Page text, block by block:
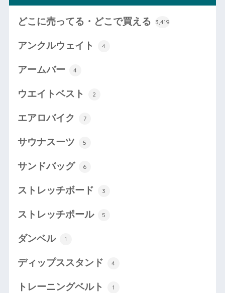
どこに売ってる・どこで買える 3,419
アンクルウェイト 4
アームバー 4
ウエイトベスト 2
エアロバイク 7
サウナスーツ 5
サンドバッグ 6
ストレッチボード 3
ストレッチポール 5
ダンベル 1
ディップススタンド 4
トレーニングベルト 1